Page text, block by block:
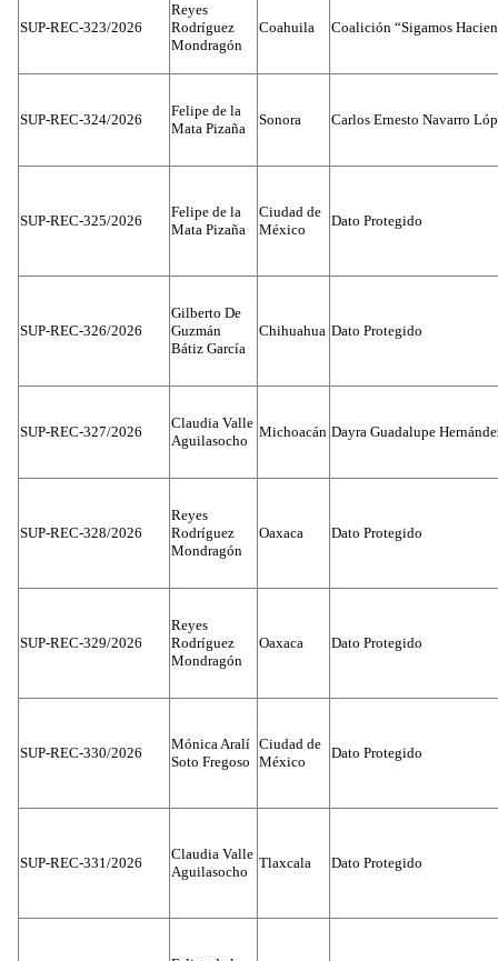
SUP-REC-323/2026
Reyes
Rodríguez
Mondragón
Coahuila Coalición “Sigamos
SUP-REC-324/2026
Felipe de la
Mata Pizaña
Sonora Carlos Ernesto Navarro
SUP-REC-325/2026
Felipe de la
Mata Pizaña
Ciudad de
México
Dato Protegido
SUP-REC-326/2026
Gilberto De
Guzmán
Bátiz García
Chihuahua Dato Protegido
SUP-REC-327/2026
Claudia Valle
Aguilasocho
Michoacán Dayra Guadalupe
SUP-REC-328/2026
Reyes
Rodríguez
Mondragón
Oaxaca Dato Protegido
SUP-REC-329/2026
Reyes
Rodríguez
Mondragón
Oaxaca Dato Protegido
SUP-REC-330/2026
Mónica Aralí
Soto Fregoso
Ciudad de
México
Dato Protegido
SUP-REC-331/2026
Claudia Valle
Aguilasocho
Tlaxcala Dato Protegido